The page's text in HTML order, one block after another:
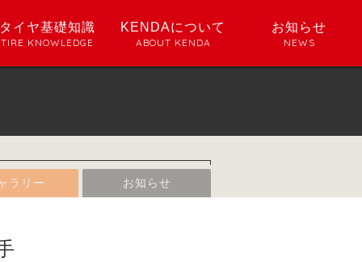
タイヤ基礎知識
TIRE KNOWLEDGE
KENDAについて
ABOUT KENDA
お知らせ
NEWS
ラリー お知らせ